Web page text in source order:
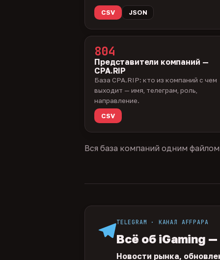
CSV JSON
804
Представители компаний —
CPA.RIP
База CPA.RIP: кто из компаний с чем
выходит — имя, телеграм, роль,
направление.
CSV
Вся база компаний одним
TELEGRAM · КАНАЛ AFFPAPA
Всё об iGaming
Новости рынка,